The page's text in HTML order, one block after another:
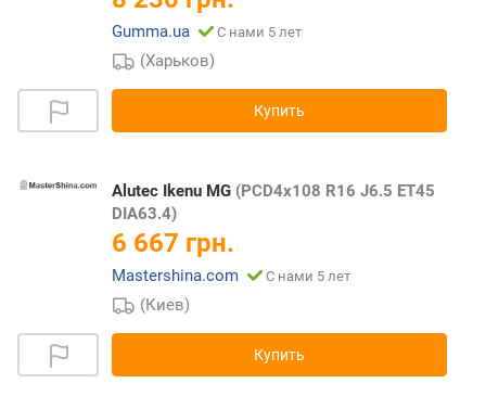
Gumma.ua С нами 5 лет
(Харьков)
Купить
Alutec Ikenu MG (PCD4x108 R16 J6.5 ET45
DIA63.4)
6 667 грн.
Mastershina.com С нами 5 лет
(Киев)
Купить